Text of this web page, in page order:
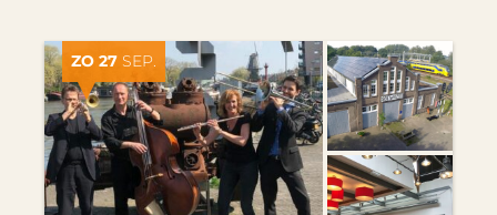
ZO 27 SEP.